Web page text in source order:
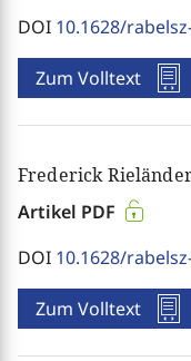
DOI 10.1628/
Zum Volltext
Frederick
Artikel PDF
DOI 10.1628/
Zum Volltext